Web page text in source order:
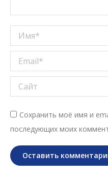
Имя *
Email *
Сайт
Сохранить моё имя и
последующих моих
Оставить